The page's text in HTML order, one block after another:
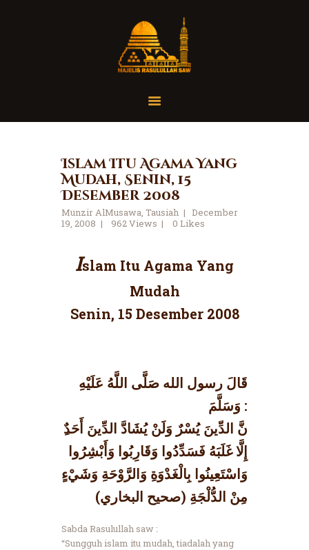
Home
Tausiah
Jadwal
Tanya Yuk
Dokumentasi
Referensi
Islam Itu Agama Yang
Mudah, Senin, 15
Desember 2008
Munzir AlMusawa, Tausiah
December
19, 2008
962Views 0 Likes
Islam Itu Agama Yang
Mudah
Senin, 15 Desember 2008
قَالَ رسول الله صَلَّى اللَّهُ عَلَيْهِ
وَسَلَّمَ :
إِلَّا غَلَبَهُ فَسَدِّدُوا وَقَارِبُوا وَأَبْشِرُوا
وَاسْتَعِينُوا بِالْغَدْوَةِ وَالرَّوْحَةِ وَشَيْءٍ
مِنْ الدُّلْجَةِ (صحيح البخاري)
Sabda Rasulullah saw :
“Sungguh islam itu mudah, tiadalah yang